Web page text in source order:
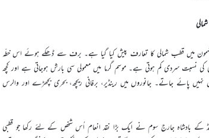
والے مختصر معلوماتی مضمون میں قطب شمالی کا تعارف پیش کیا گیا ہے۔ برف سے ڈھکے ہوئے اس خطّہ
کی نسبت سردی کم ہوتی ہے۔ موسم گرما میں معمولی سی بارش ہوجاتی ہے اور کچھ
پائے جاتے۔ جانوروں میں رینڈیر، برفانی ریچھ، بحری بچھڑے اور والرس
کے بادشاہ جارج سوم نے ایک بڑا نقد انعام اُس شخص کے لئے رکھا جو قطبی